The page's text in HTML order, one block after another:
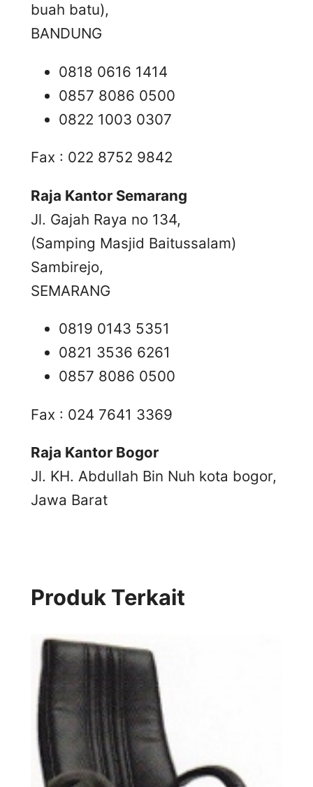
buah batu),
BANDUNG
0818 0616 1414
0857 8086 0500
0822 1003 0307
Fax : 022 8752 9842
Raja Kantor Semarang
Jl. Gajah Raya no 134,
(Samping Masjid Baitussalam)
Sambirejo,
SEMARANG
0819 0143 5351
0821 3536 6261
0857 8086 0500
Fax : 024 7641 3369
Raja Kantor Bogor
Jl. KH. Abdullah Bin Nuh kota bogor,
Jawa Barat
Produk Terkait